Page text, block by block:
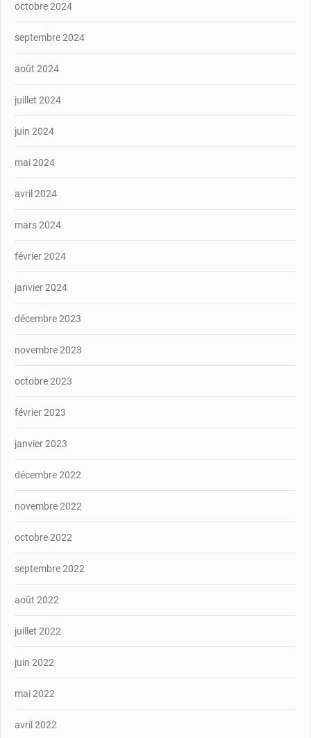
octobre 2024
septembre 2024
août 2024
juillet 2024
juin 2024
mai 2024
avril 2024
mars 2024
février 2024
janvier 2024
décembre 2023
novembre 2023
octobre 2023
février 2023
janvier 2023
décembre 2022
novembre 2022
octobre 2022
septembre 2022
août 2022
juillet 2022
juin 2022
mai 2022
avril 2022